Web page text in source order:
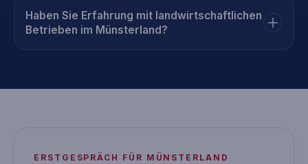
Haben Sie Erfahrung mit landwirtschaftlichen
Betrieben im Münsterland?
ERSTGESPRÄCH FÜR MÜNSTERLAND